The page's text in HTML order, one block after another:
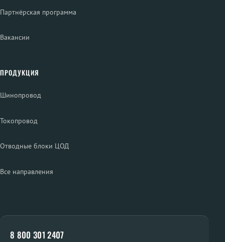
Партнёрская программа
Вакансии
ПРОДУКЦИЯ
Шинопровод
Токопровод
Отводные блоки ЦОД
Все направления
8 800 301 2407